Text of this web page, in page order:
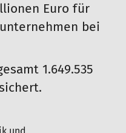
Euro für
bei
1.649.535
und